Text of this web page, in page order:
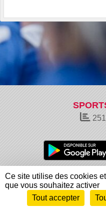
Charte cookies
Informations légales
Envie de participer ?
Ce site utilise des cookies
que vous souhaitez activer
Tout accepter